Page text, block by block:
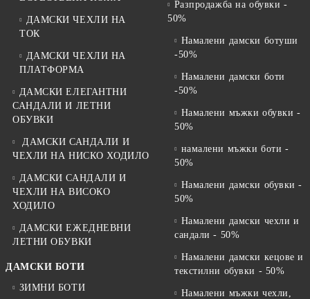
ДАМСКИ ЧЕХЛИ НА
ТОК
ДАМСКИ ЧЕХЛИ НА
ПЛАТФОРМА
ДАМСКИ ЕЛЕГАНТНИ
САНДАЛИ И ЛЕТНИ
ОБУВКИ
ДАМСКИ САНДАЛИ И
ЧЕХЛИ НА НИСКО ХОДИЛО
ДАМСКИ САНДАЛИ И
ЧЕХЛИ НА ВИСОКО
ХОДИЛО
ДАМСКИ ЕЖЕДНЕВНИ
ЛЕТНИ ОБУВКИ
ДАМСКИ БОТИ
ЗИМНИ БОТИ
Разпродажба на обувки -
50%
Намалени дамски ботуши
-50%
Намалени дамски боти
-50%
Намалени мъжки обувки -
50%
намалени мъжки боти -
50%
Намалени дамски обувки -
50%
Намалени дамски чехли и
сандали - 50%
Намалени дамски кецове и
текстилни обувки - 50%
Намалени мъжки чехли,